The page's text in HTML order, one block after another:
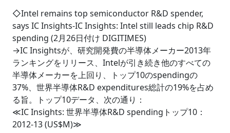
◇Intel remains top semiconductor R&D spender,
says IC Insights-IC Insights: Intel still leads chip R&D
spending (2月26日付け DIGITIMES)
→IC Insightsが、研究開発費の半導体メーカー2013年
ランキングをリリース、Intelが引き続き他のすべての
半導体メーカーを上回り、トップ10のspendingの
37%、世界半導体R&D expenditures総計の19%を占め
る旨。トップ10データ、次の通り：
≪IC Insights: 世界半導体R&D spendingトップ10：
2012-13 (US$M)≫